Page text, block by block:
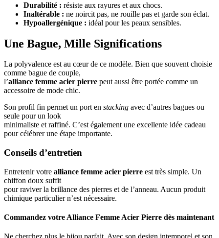
Durabilité : résiste aux rayures et aux chocs.
Inaltérable : ne noircit pas, ne rouille pas et garde son éclat.
Hypoallergénique : idéal pour les peaux sensibles.
Une Bague, Mille Significations
La polyvalence est au cœur de ce modèle. Bien que souvent choisie
comme bague de couple,
l’alliance femme acier pierre peut aussi être portée comme un
accessoire de mode chic.
Son profil fin permet un port en stacking avec d’autres bagues ou
seule pour un look
minimaliste et raffiné. C’est également une excellente idée cadeau
pour célébrer une étape importante.
Conseils d’entretien
Entretenir votre alliance femme acier pierre est très simple. Un
chiffon doux suffit
pour raviver la brillance des pierres et de l’anneau. Aucun produit
chimique particulier n’est nécessaire.
Commandez votre Alliance Femme Acier Pierre dès maintenant